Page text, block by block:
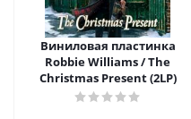
Виниловая пластинка
Robbie Williams / The
Christmas Present (2LP)